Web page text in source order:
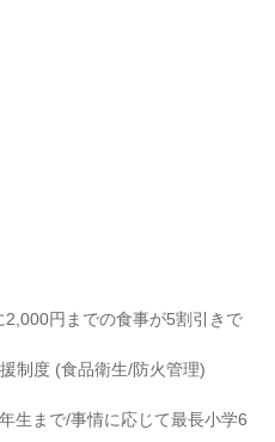
円までの食事が5割引きで
制度 (食品衛生/防火管理)
生まで/事情に応じて最長小学6